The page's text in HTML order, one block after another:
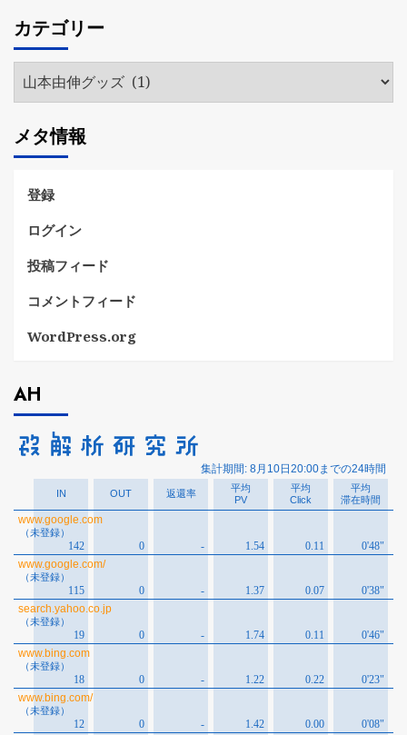
イ
ブ
カテゴリー
テ
リ
ー
メタ情報
登録
ログイン
投稿フィード
コメントフィード
WordPress.org
AH